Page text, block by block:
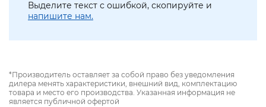
Выделите текст с ошибкой, скопируйте и
напишите нам.
*Производитель оставляет за собой право без уведомления
дилера менять характеристики, внешний вид, комплектацию
товара и место его производства. Указанная информация не
является публичной офертой